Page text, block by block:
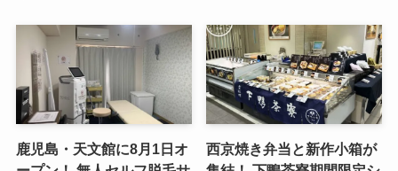
鹿児島・天文館に8月1日オ
西京焼き弁当と新作小箱が